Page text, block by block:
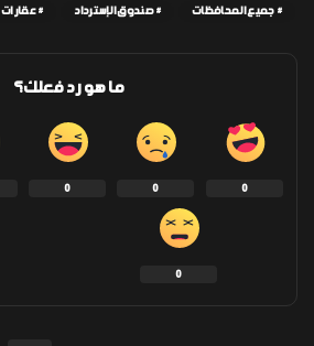
جميع المحافظات صندوق الإسترداد عقارات
ما هو رد فعلك؟
0
0
0
0